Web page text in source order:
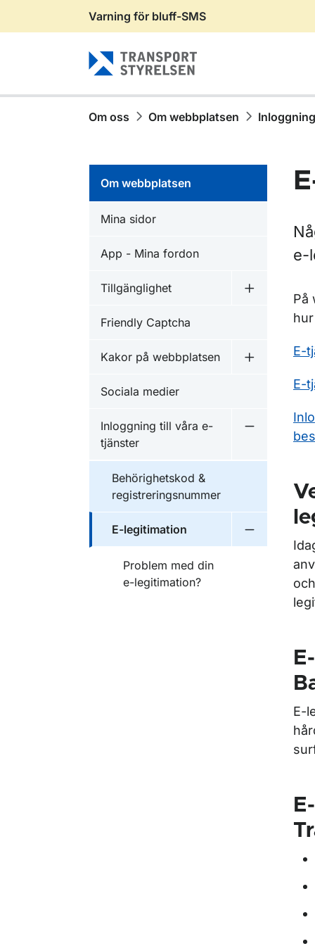
Gå till sidans innehåll
Varning för bluff-SMS
Om oss Om webbplatsen
Om webbplatsen
Mina sidor
App - Mina fordon
Tillgänglighet
Friendly Captcha
Kakor på webbplatsen
Undermeny
Sociala medier
Inloggning till våra e-
tjänster
Behörighetskod &
registreringsnummer
E-legitimation
Problem med din
e-legitimation?
e-
På
E-
E-
E-